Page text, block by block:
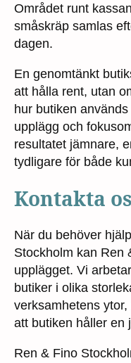
Området runt
småskräp samlas
dagen.
En genomtänkt
att hålla rent, utan
hur butiken
upplägg och
resultatet jämnare,
tydligare för både
Kontakta
När du behöver
Stockholm kan Ren
upplägget. Vi
butiker i olika
verksamhetens
att butiken håller en
Ren & Fino